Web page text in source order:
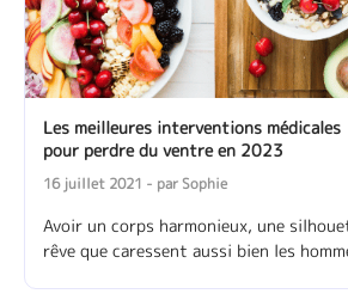
Les meilleures interventions médicales
pour perdre du ventre en 2023
16 juillet 2021 - par Sophie
Avoir un corps harmonieux, une
rêve que caressent aussi bien les